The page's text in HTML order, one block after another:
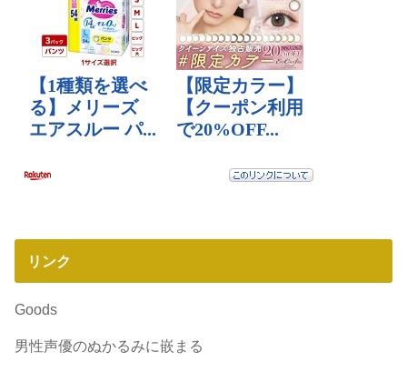
リンク
Goods
男性声優のぬかるみに嵌まる